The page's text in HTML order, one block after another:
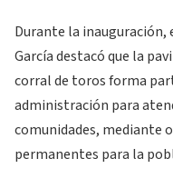
Durante la
García destacó que la
corral de toros forma
administración para
comunidades, mediante
permanentes para la